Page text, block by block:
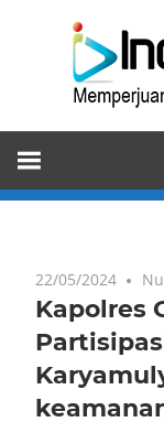
Keadilan
dan
22/05/2024
Kapolres